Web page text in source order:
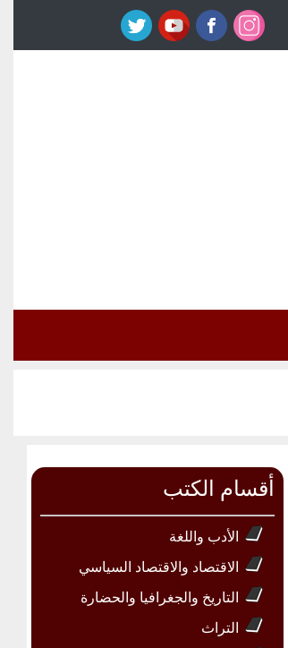
أقسام الكتب
الأدب واللغة
الاقتصاد والاقتصاد السياسي
التاريخ والجغرافيا والحضارة
التراث